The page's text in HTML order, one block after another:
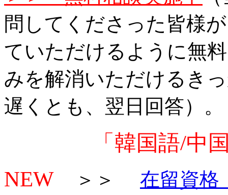
問してくださった皆様
ていただけるように無
みを解消いただけるき
遅くとも、翌日回答）。
「韓国語/中
NEW
＞＞ 在留資格